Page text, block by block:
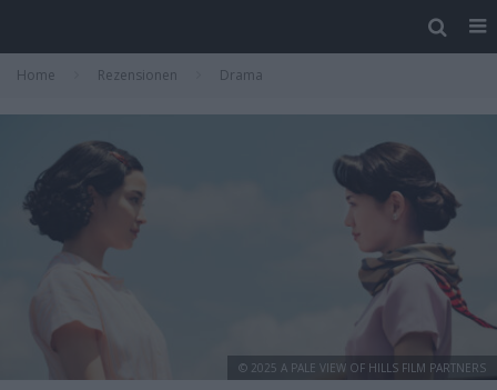
Home Rezensionen Drama
© 2025 A PALE VIEW OF HILLS FILM PARTNERS